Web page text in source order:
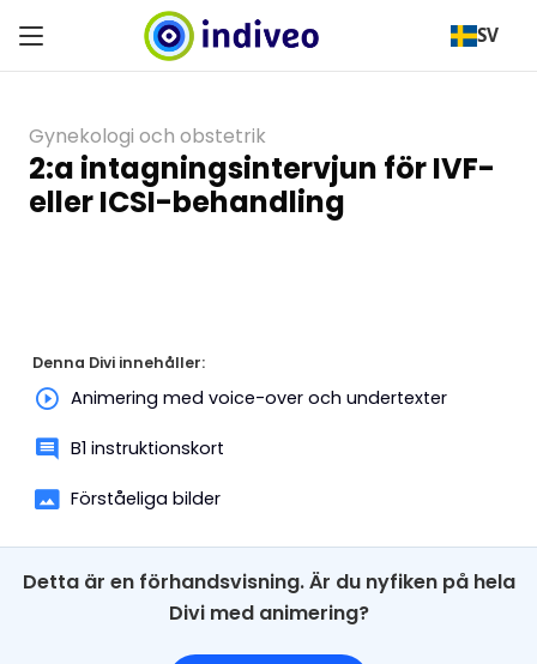
SV
Gynekologi och obstetrik
2:a intagningsintervjun för IVF-
eller ICSI-behandling
Denna Divi innehåller:
Animering med voice-over och undertexter
B1 instruktionskort
Förståeliga bilder
Detta är en förhandsvisning. Är du nyfiken på hela
Divi med animering?